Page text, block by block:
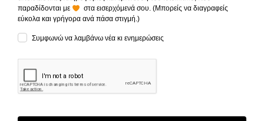
παραδίδονται με
στα εισερχόμενά σου. (Μπορείς να διαγραφείς
εύκολα και γρήγορα ανά πάσα στιγμή.)
Συμφωνώ να λαμβάνω νέα κι ενημερώσεις